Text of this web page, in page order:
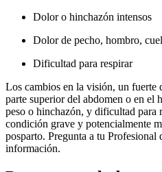
Dolor o hinchazón intensos
Dolor de pecho, hombro,
Dificultad para respirar
Los cambios en la visión, un fuerte
parte superior del abdomen o en el
peso o hinchazón, y dificultad para
condición grave y potencialmente
posparto. Pregunta a tu Profesional
información.